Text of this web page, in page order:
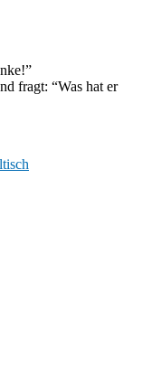
fragt: “Was hat er